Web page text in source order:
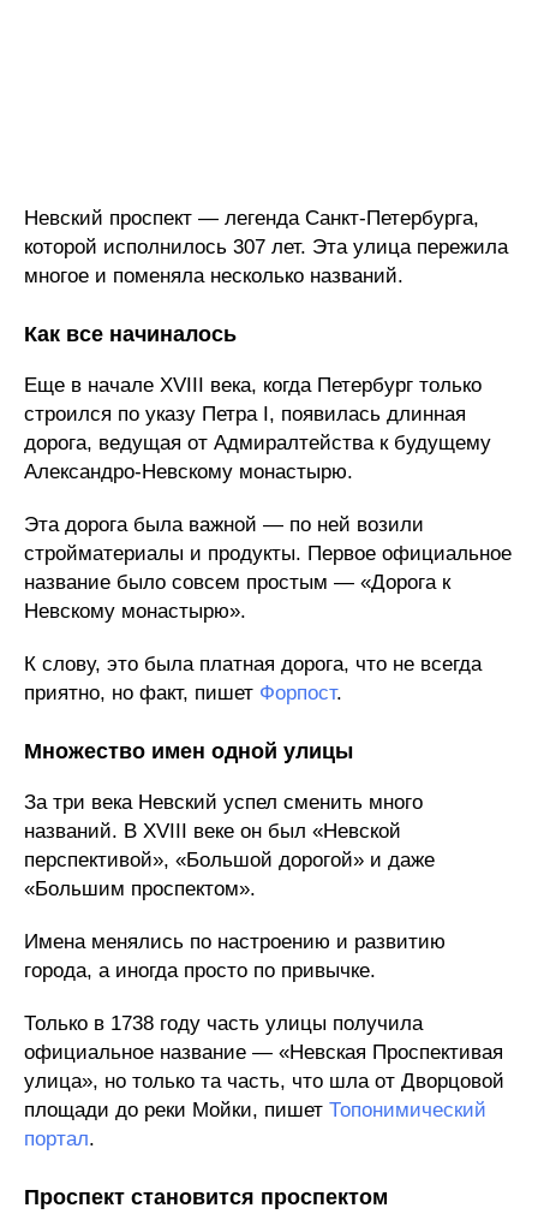
Невский проспект — легенда Санкт-Петербурга,
которой исполнилось 307 лет. Эта улица пережила
многое и поменяла несколько названий.
Как все начиналось
Еще в начале XVIII века, когда Петербург только
строился по указу Петра I, появилась длинная
дорога, ведущая от Адмиралтейства к будущему
Александро-Невскому монастырю.
Эта дорога была важной — по ней возили
стройматериалы и продукты. Первое официальное
название было совсем простым — «Дорога к
Невскому монастырю».
К слову, это была платная дорога, что не всегда
приятно, но факт, пишет Форпост.
Множество имен одной улицы
За три века Невский успел сменить много
названий. В XVIII веке он был «Невской
перспективой», «Большой дорогой» и даже
«Большим проспектом».
Имена менялись по настроению и развитию
города, а иногда просто по привычке.
Только в 1738 году часть улицы получила
официальное название — «Невская Проспективая
улица», но только та часть, что шла от Дворцовой
площади до реки Мойки, пишет Топонимический
портал.
Проспект становится проспектом